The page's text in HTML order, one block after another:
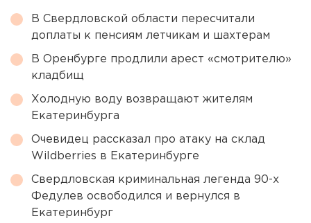
В Свердловской области пересчитали
доплаты к пенсиям летчикам и шахтерам
В Оренбурге продлили арест «смотрителю»
кладбищ
Холодную воду возвращают жителям
Екатеринбурга
Очевидец рассказал про атаку на склад
Wildberries в Екатеринбурге
Свердловская криминальная легенда 90-х
Федулев освободился и вернулся в
Екатеринбург